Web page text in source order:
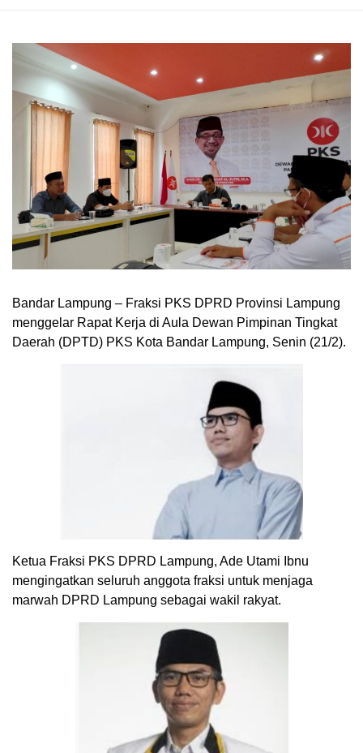
Bandar Lampung – Fraksi PKS DPRD Provinsi Lampung
menggelar Rapat Kerja di Aula Dewan Pimpinan Tingkat
Daerah (DPTD) PKS Kota Bandar Lampung, Senin (21/2).
Ketua Fraksi PKS DPRD Lampung, Ade Utami Ibnu
mengingatkan seluruh anggota fraksi untuk menjaga
marwah DPRD Lampung sebagai wakil rakyat.